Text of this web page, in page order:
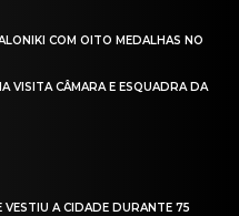
COM OITO MEDALHAS NO
VISITA CÂMARA E ESQUADRA DA
VESTIU A CIDADE DURANTE 75